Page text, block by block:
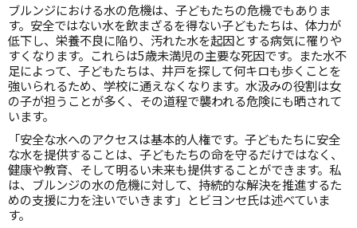
ブルンジにおける水の危機は、子どもたちの危機でもありま
す。安全ではない水を飲まざるを得ない子どもたちは、体力が
低下し、栄養不良に陥り、汚れた水を起因とする病気に罹りや
すくなります。これらは5歳未満児の主要な死因です。また水不
足によって、子どもたちは、井戸を探して何キロも歩くことを
強いられるため、学校に通えなくなります。水汲みの役割は女
の子が担うことが多く、その道程で襲われる危険にも晒されて
います。
「安全な水へのアクセスは基本的人権です。子どもたちに安全
な水を提供することは、子どもたちの命を守るだけではなく、
健康や教育、そして明るい未来も提供することができます。私
は、ブルンジの水の危機に対して、持続的な解決を推進するた
めの支援に力を注いでいきます」とビヨンセ氏は述べていま
す。